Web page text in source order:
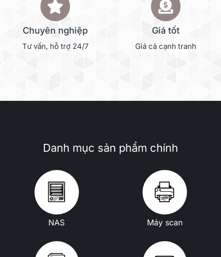
Chuyên nghiệp
Tư vấn, hỗ trợ 24/7
Giá tốt
Giá cả cạnh tranh
Danh mục sản phẩm chính
NAS Máy scan